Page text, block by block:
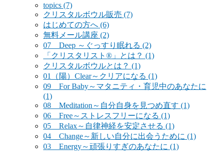
topics (7)
クリスタルボウル販売 (7)
はじめての方へ (6)
無料メール講座 (2)
07 Deep ～ぐっすり眠れる (2)
「クリスタリスト®」とは？ (1)
クリスタルボウルとは？ (1)
01（陽）Clear～クリアになる (1)
09 For Baby～マタニティ・育児中のあなたに
(1)
08 Meditation～自分自身を見つめ直す (1)
06 Free～ストレスフリーになる (1)
05 Relax～自律神経を安定させる (1)
04 Change～新しい自分に出会うために (1)
03 Energy～頑張りすぎのあなたに (1)